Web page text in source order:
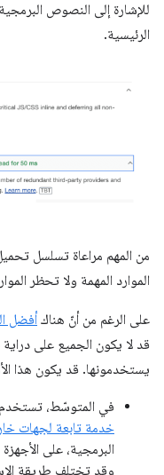
للإشارة إلى النصوص
الرئيسية.
من المهم مراعاة تسلسل
الموارد المهمة ولا تحظر
على الرغم من أنّ هناكأفضل
قد لا يكون الجميع على
يستخدمونها. قد يكون هذا
في المتوسّط، تستخدم
خدمة تابعة لجهات
البرمجية، على
وقد تختلف طريقة